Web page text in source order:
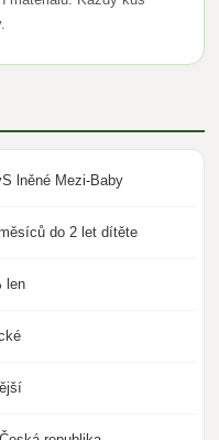
lněné Mezi-Baby
do 2 let dítěte
len